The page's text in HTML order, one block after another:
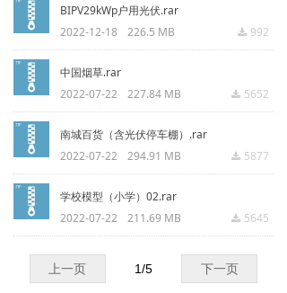
BIPV29kWp户用光伏.rar
끂 992
2022-12-18 226.5 MB
中国烟草.rar
끂 5652
2022-07-22 227.84 MB
南城百货（含光伏停车棚）.rar
끂 5877
2022-07-22 294.91 MB
学校模型（小学）02.rar
끂 5645
2022-07-22 211.69 MB
上一页 下一页
1/5